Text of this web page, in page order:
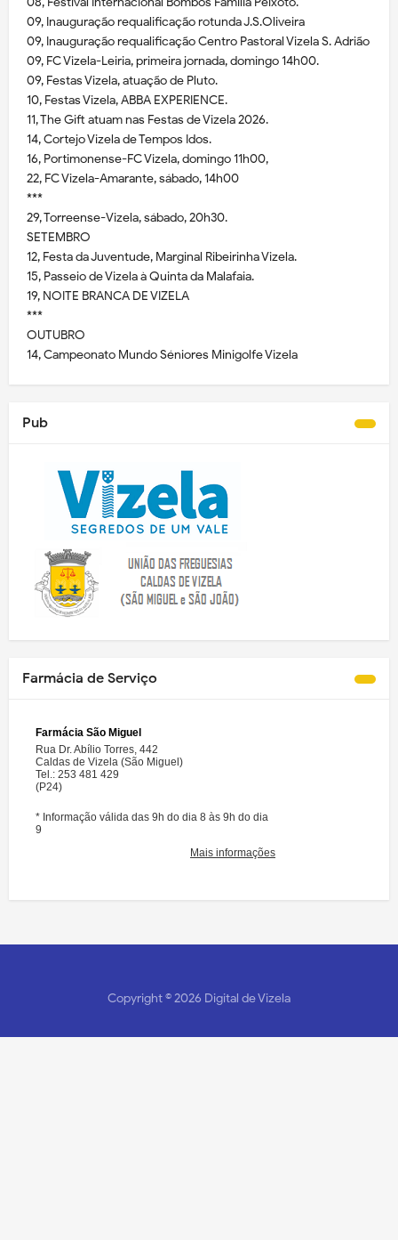
09, Inauguração requalificação rotunda J.S.Oliveira
09, Inauguração requalificação Centro Pastoral Vizela S. Adrião
09, FC Vizela-Leiria, primeira jornada, domingo 14h00.
09, Festas Vizela, atuação de Pluto.
10, Festas Vizela, ABBA EXPERIENCE.
11, The Gift atuam nas Festas de Vizela 2026.
14, Cortejo Vizela de Tempos Idos.
16, Portimonense-FC Vizela, domingo 11h00,
22, FC Vizela-Amarante, sábado, 14h00
***
29, Torreense-Vizela, sábado, 20h30.
SETEMBRO
12, Festa da Juventude, Marginal Ribeirinha Vizela.
15, Passeio de Vizela à Quinta da Malafaia.
19, NOITE BRANCA DE VIZELA
***
OUTUBRO
14, Campeonato Mundo Séniores Minigolfe Vizela
Pub
Farmácia de Serviço
Copyright ©2026 Digital de Vizela